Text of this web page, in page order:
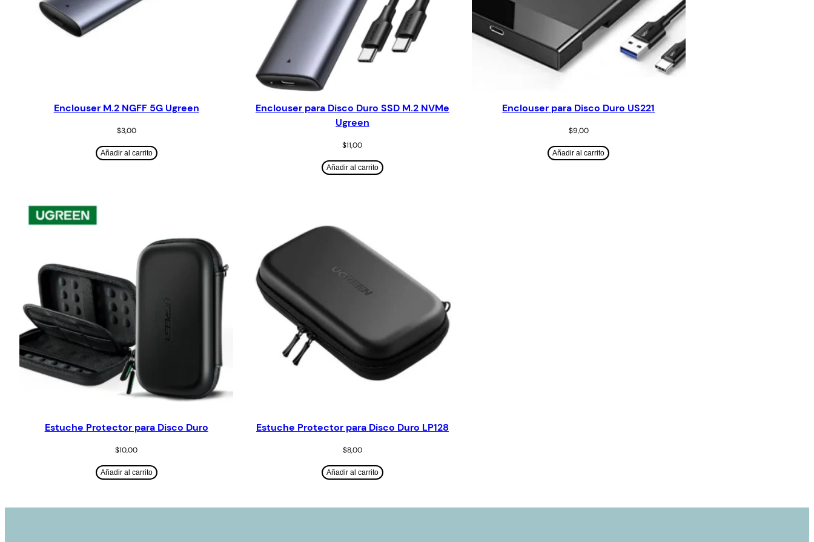
Enclouser M.2 NGFF 5G Ugreen
$3,00
Añadir al carrito
Enclouser para Disco Duro SSD M.2 NVMe
Ugreen
$11,00
Añadir al carrito
Enclouser para Disco Duro US221
$9,00
Añadir al carrito
Estuche Protector para Disco Duro
$10,00
Añadir al carrito
Estuche Protector para Disco Duro LP128
$8,00
Añadir al carrito